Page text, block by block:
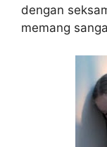
dengan
memang